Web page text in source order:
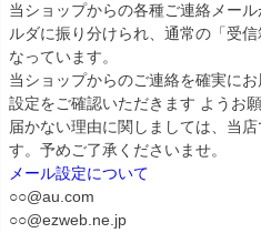
当ショップからの各種ご連絡メー
ルダに振り分けられ、通常の「受
なっています。
当ショップからのご連絡を確実に
設定をご確認いただきます ようお
届かない理由に関しましては、当
す。予めご了承くださいませ。
メール設定について
○○@au.com
○○@ezweb.ne.jp